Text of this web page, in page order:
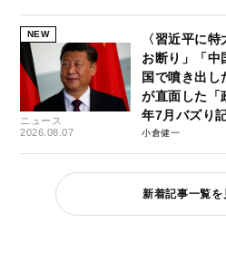
NEW
ニュース
2026.08.07
〈習近平に
お断り」「中
国で噴き出
が直面した「
年7月バズり
小倉健一
新着記事一覧を